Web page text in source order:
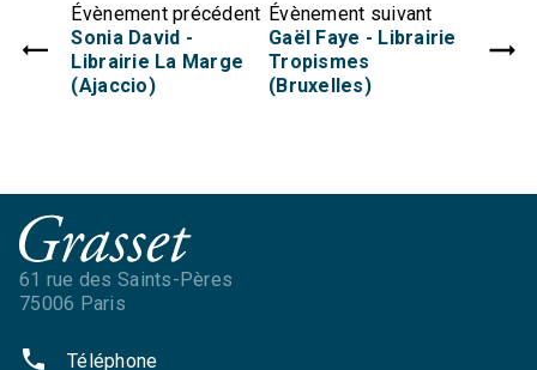
Évènement précédent
Sonia David -
Librairie La Marge
(Ajaccio)
Évènement suivant
Gaël Faye - Librairie
Tropismes
(Bruxelles)
61 rue des Saints-Pères
75006 Paris
phone Téléphone